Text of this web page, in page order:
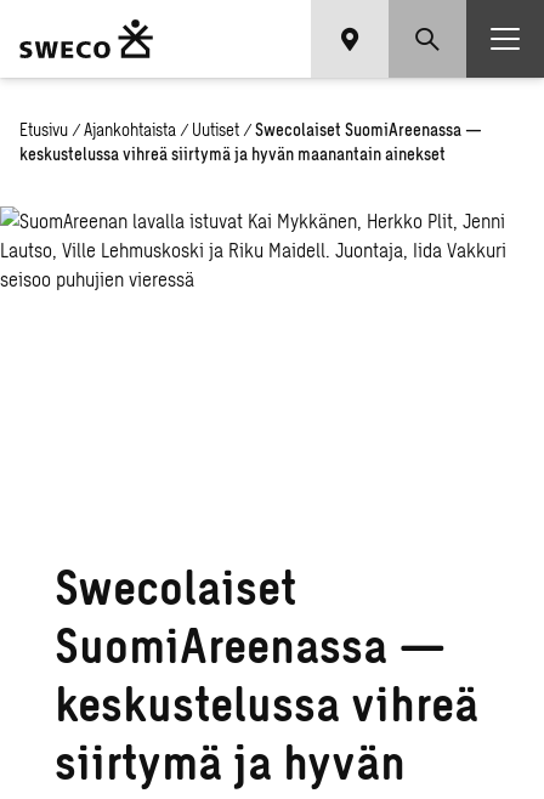
Etusivu / Ajankohtaista / Uutiset / Swecolaiset SuomiAreenassa —
keskustelussa vihreä siirtymä ja hyvän maanantain ainekset
Swecolaiset
SuomiAreenassa —
keskustelussa vihreä
siirtymä ja hyvän